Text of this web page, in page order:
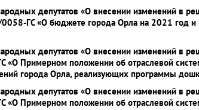
депутатов «О внесении изменений в
ГС «О бюджете города Орла на 2021 год
депутатов «О внесении изменений в
Примерном положении об отраслевой
города Орла, реализующих программы
депутатов «О внесении изменений в
Примерном положении об отраслевой